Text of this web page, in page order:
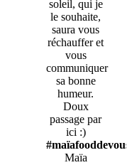
soleil, qui je
le souhaite,
saura vous
réchauffer et
vous
communiquer
sa bonne
humeur.
Doux
passage par
ici :)
#maïafooddevous
Maïa